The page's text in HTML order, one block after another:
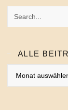
ALLE